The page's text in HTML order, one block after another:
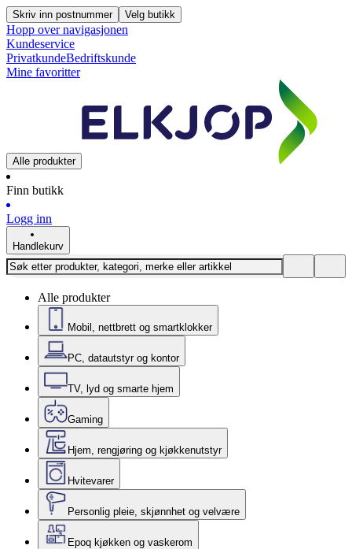
Skriv inn postnummer Velg butikk
Hopp over navigasjonen
Kundeservice
PrivatkundeBedriftskunde
Mine favoritter
Alle produkter
Finn butikk
Logg inn
Handlekurv
Alle produkter
Mobil, nettbrett og smartklokker
PC, datautstyr og kontor
TV, lyd og smarte hjem
Gaming
Hjem, rengjøring og kjøkkenutstyr
Hvitevarer
Personlig pleie, skjønnhet og velvære
Epoq kjøkken og vaskerom